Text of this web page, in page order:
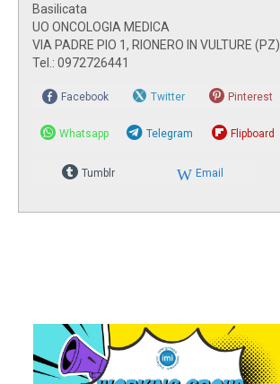
Basilicata
UO ONCOLOGIA MEDICA
VIA PADRE PIO 1, RIONERO IN VULTURE (PZ)
Tel.: 0972726441
Facebook Twitter Pinterest
Whatsapp Telegram Flipboard
Tumblr Email